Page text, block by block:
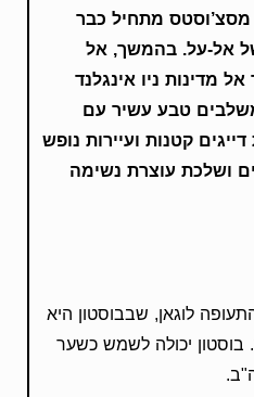
מסצ’וסטס מתחיל כבר
אל-על. בהמשך, אל
מדינות ניו אינגלנד
טבע עשיר עם
קטנות ועיירות נופש
ושלכת עוצרת נשימה
לוגאן, שבבוסטון היא
יכולה לשמש כשער